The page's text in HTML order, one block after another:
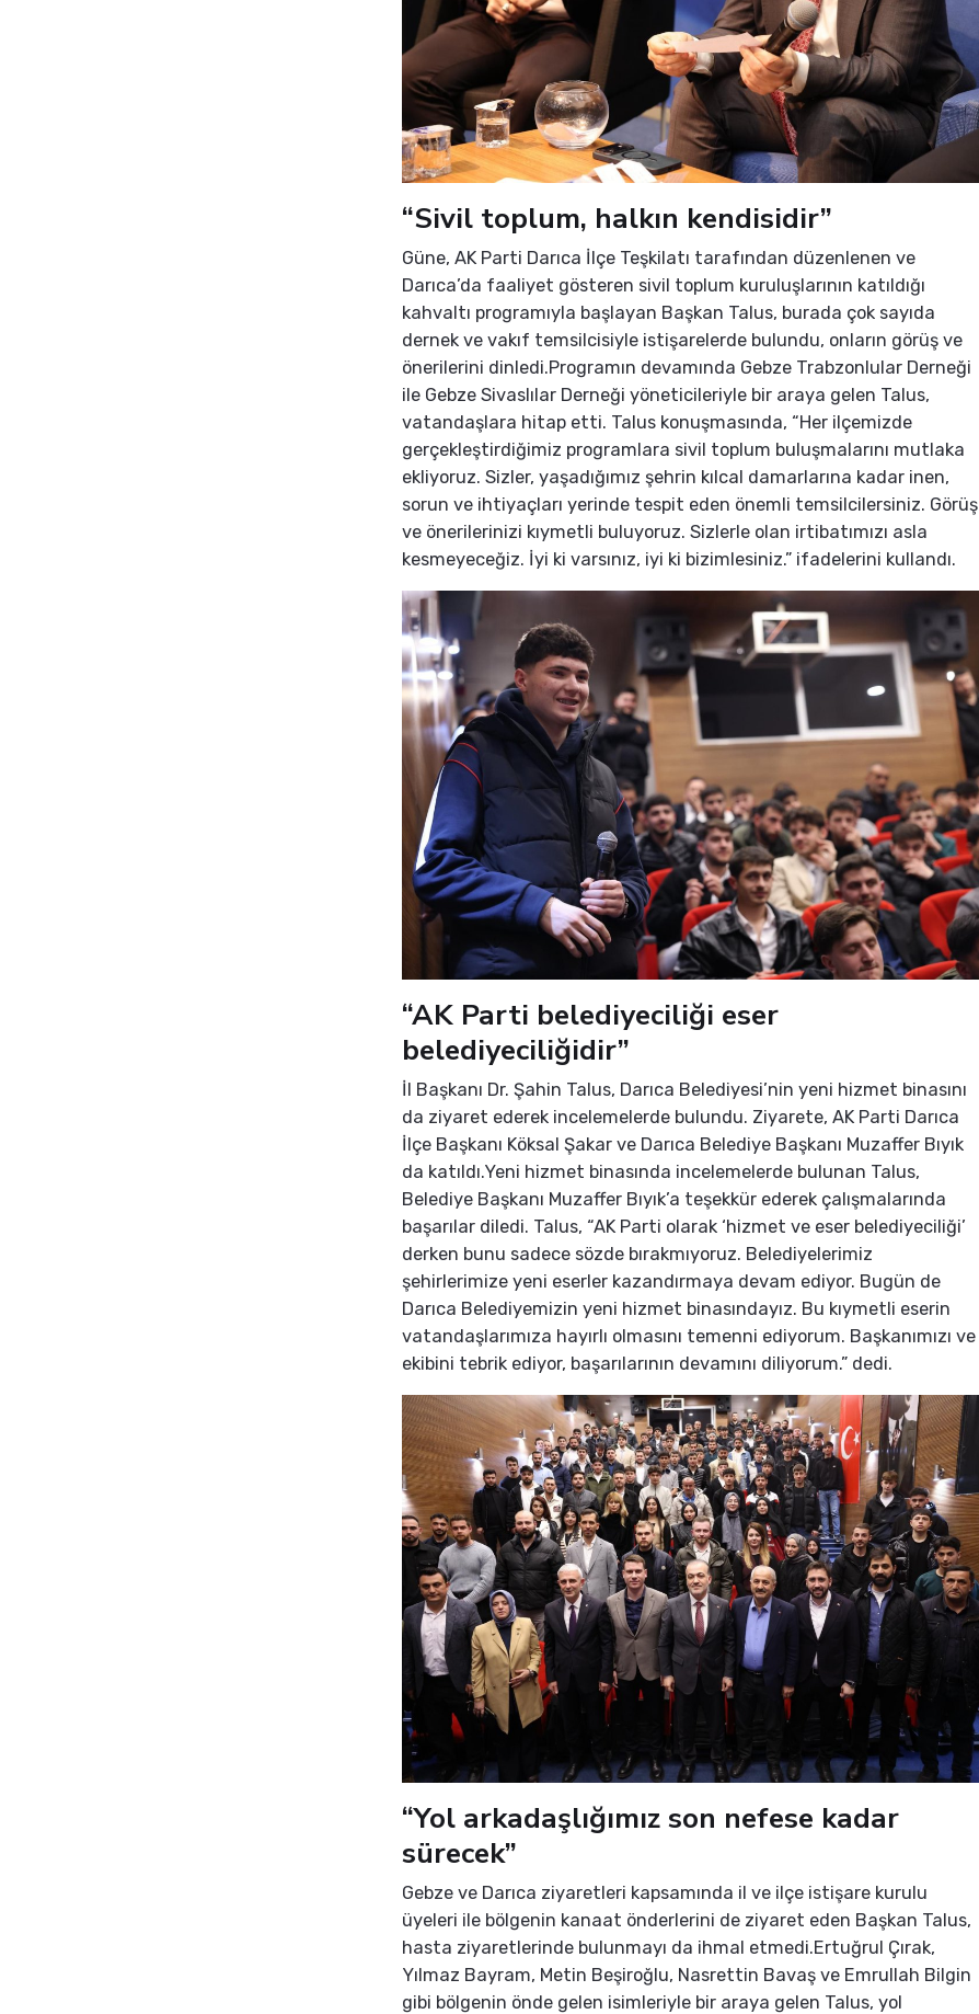
“Sivil toplum, halkın kendisidir”
Güne, AK Parti Darıca İlçe Teşkilatı tarafından düzenlenen ve
Darıca’da faaliyet gösteren sivil toplum kuruluşlarının katıldığı
kahvaltı programıyla başlayan Başkan Talus, burada çok sayıda
dernek ve vakıf temsilcisiyle istişarelerde bulundu, onların görüş ve
önerilerini dinledi.Programın devamında Gebze Trabzonlular Derneği
ile Gebze Sivaslılar Derneği yöneticileriyle bir araya gelen Talus,
vatandaşlara hitap etti. Talus konuşmasında, “Her ilçemizde
gerçekleştirdiğimiz programlara sivil toplum buluşmalarını mutlaka
ekliyoruz. Sizler, yaşadığımız şehrin kılcal damarlarına kadar inen,
sorun ve ihtiyaçları yerinde tespit eden önemli temsilcilersiniz. Görüş
ve önerilerinizi kıymetli buluyoruz. Sizlerle olan irtibatımızı asla
kesmeyeceğiz. İyi ki varsınız, iyi ki bizimlesiniz.” ifadelerini kullandı.
“AK Parti belediyeciliği eser
belediyeciliğidir”
İl Başkanı Dr. Şahin Talus, Darıca Belediyesi’nin yeni hizmet binasını
da ziyaret ederek incelemelerde bulundu. Ziyarete, AK Parti Darıca
İlçe Başkanı Köksal Şakar ve Darıca Belediye Başkanı Muzaffer Bıyık
da katıldı.Yeni hizmet binasında incelemelerde bulunan Talus,
Belediye Başkanı Muzaffer Bıyık’a teşekkür ederek çalışmalarında
başarılar diledi. Talus, “AK Parti olarak ‘hizmet ve eser belediyeciliği’
derken bunu sadece sözde bırakmıyoruz. Belediyelerimiz
şehirlerimize yeni eserler kazandırmaya devam ediyor. Bugün de
Darıca Belediyemizin yeni hizmet binasındayız. Bu kıymetli eserin
vatandaşlarımıza hayırlı olmasını temenni ediyorum. Başkanımızı ve
ekibini tebrik ediyor, başarılarının devamını diliyorum.” dedi.
“Yol arkadaşlığımız son nefese kadar
sürecek”
Gebze ve Darıca ziyaretleri kapsamında il ve ilçe istişare kurulu
üyeleri ile bölgenin kanaat önderlerini de ziyaret eden Başkan Talus,
hasta ziyaretlerinde bulunmayı da ihmal etmedi.Ertuğrul Çırak,
Yılmaz Bayram, Metin Beşiroğlu, Nasrettin Bavaş ve Emrullah Bilgin
gibi bölgenin önde gelen isimleriyle bir araya gelen Talus, yol